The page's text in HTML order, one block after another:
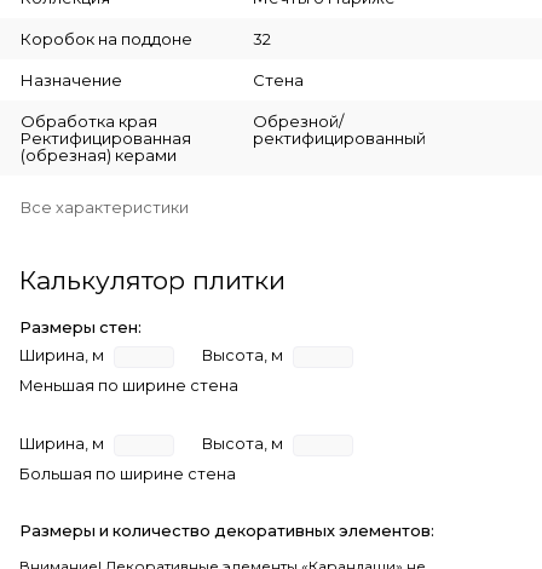
Коробок на поддоне 32
Назначение Стена
Обработка края
Ректифицированная
(обрезная) керами
Обрезной/
ректифицированный
Все характеристики
Калькулятор плитки
Размеры стен:
Ширина, м
Высота, м
Меньшая по ширине стена
Ширина, м
Высота, м
Большая по ширине стена
Размеры и количество декоративных элементов: